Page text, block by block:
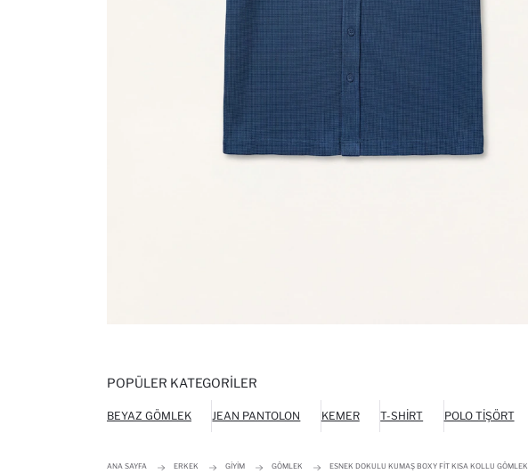
POPÜLER KATEGORILER
BEYAZ GÖMLEK JEAN PANTOLON KEMER T-SHIRT POLO TIŞÖRT
ANA SAYFA ERKEK GIYIM GÖMLEK ESNEK DOKULU KUMAŞ BOXY FIT KISA KOLLU GÖMLEK